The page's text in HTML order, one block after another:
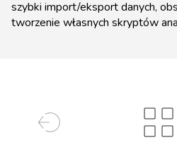
szybki import/eksport danych,
tworzenie własnych skryptów